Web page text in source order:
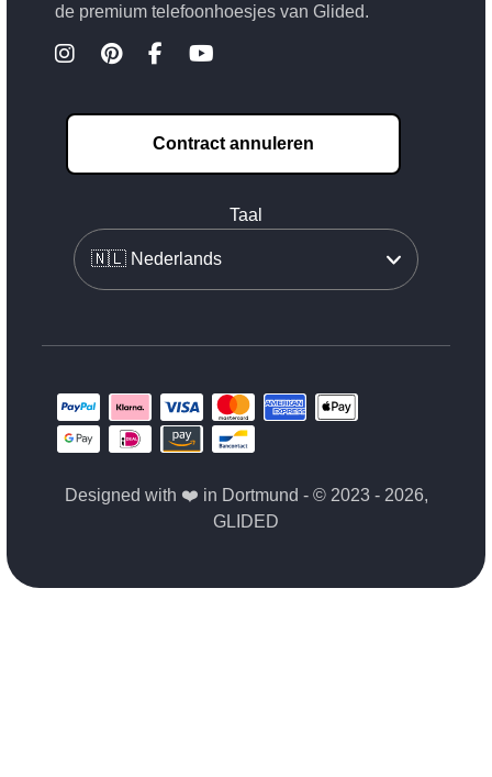
de premium telefoonhoesjes van Glided.
Contract annuleren
Taal
Designed with ❤️ in Dortmund - © 2023 - 2026,
GLIDED